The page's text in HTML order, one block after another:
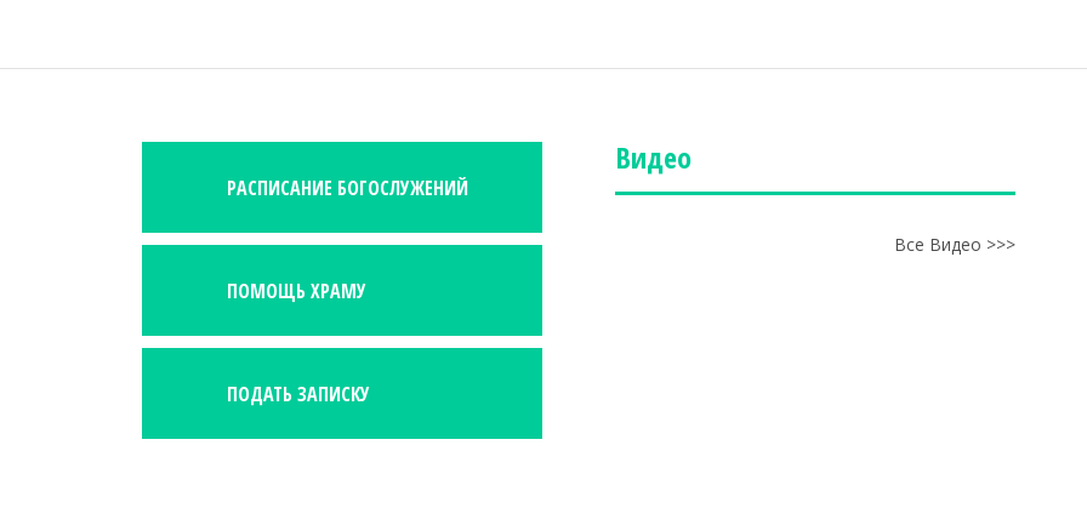
РАСПИСАНИЕ БОГОСЛУЖЕНИЙ
ПОМОЩЬ ХРАМУ
ПОДАТЬ ЗАПИСКУ
Видео
Все Видео >>>